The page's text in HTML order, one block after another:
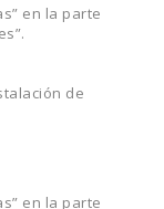
en la parte
de
en la parte